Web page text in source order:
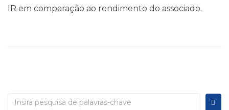
IR em comparação ao rendimento do associado.